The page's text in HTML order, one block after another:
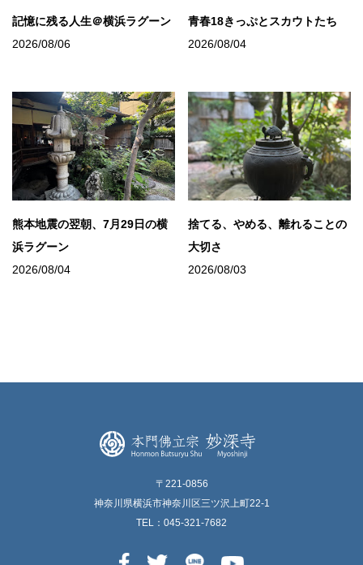
記憶に残る人生＠横浜ラグーン
2026/08/06
青春18きっぷとスカウトたち
2026/08/04
熊本地震の翌朝、7月29日の横
浜ラグーン
2026/08/04
捨てる、やめる、離れることの
大切さ
2026/08/03
〒221-0856
神奈川県横浜市神奈川区三ツ沢上町22-1
TEL：045-321-7682